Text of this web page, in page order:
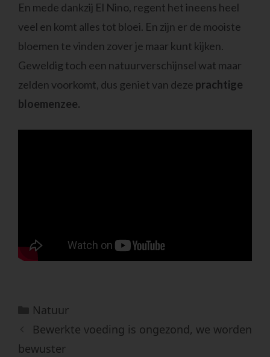
En mede dankzij El Nino, regent het ineens heel
veel en komt alles tot bloei. En zijn er de mooiste
bloemen te vinden zover je maar kunt kijken.
Geweldig toch een natuurverschijnsel wat maar
zelden voorkomt, dus geniet van deze prachtige
bloemenzee.
Categorieën
Natuur
Bewerkte voeding is ongezond, we worden
bewuster